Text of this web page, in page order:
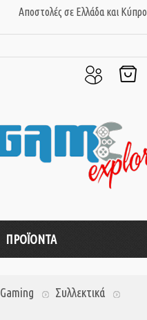
Αποστολές σε Ελλάδα και Κύπρο
μου
ΠΡΟΪΟΝΤΑ
Gaming Συλλεκτικά